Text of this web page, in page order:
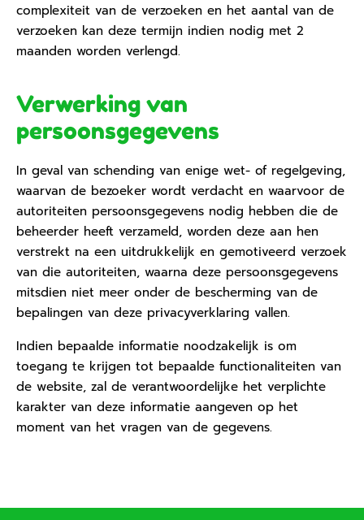
complexiteit van de verzoeken en het aantal van de
verzoeken kan deze termijn indien nodig met 2
maanden worden verlengd.
Verwerking van
persoonsgegevens
In geval van schending van enige wet- of regelgeving,
waarvan de bezoeker wordt verdacht en waarvoor de
autoriteiten persoonsgegevens nodig hebben die de
beheerder heeft verzameld, worden deze aan hen
verstrekt na een uitdrukkelijk en gemotiveerd verzoek
van die autoriteiten, waarna deze persoonsgegevens
mitsdien niet meer onder de bescherming van de
bepalingen van deze privacyverklaring vallen.
Indien bepaalde informatie noodzakelijk is om
toegang te krijgen tot bepaalde functionaliteiten van
de website, zal de verantwoordelijke het verplichte
karakter van deze informatie aangeven op het
moment van het vragen van de gegevens.